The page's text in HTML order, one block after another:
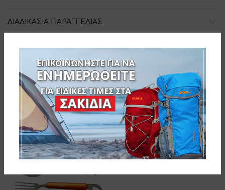
ΔΙΑΔΙΚΑΣΙΑ ΠΑΡΑΓΓΕΛΙΑΣ
SKU: 101-4375
Related products